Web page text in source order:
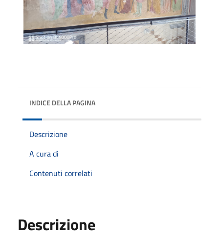
INDICE DELLA PAGINA
Descrizione
A cura di
Contenuti correlati
Descrizione